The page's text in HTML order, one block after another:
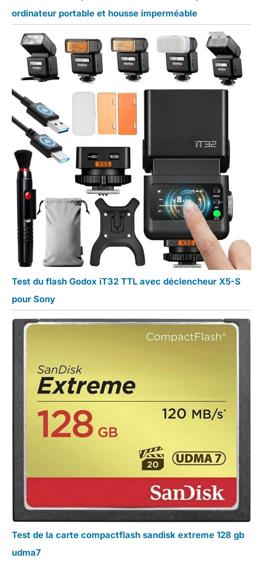
ordinateur portable et housse imperméable
Test du flash Godox iT32 TTL avec déclencheur X5-S
pour Sony
Test de la carte compactflash sandisk extreme 128 gb
udma7